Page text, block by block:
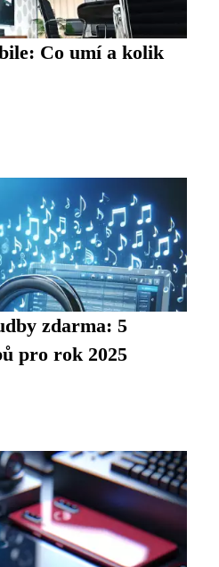
Co umí a kolik
zdarma: 5
pro rok 2025